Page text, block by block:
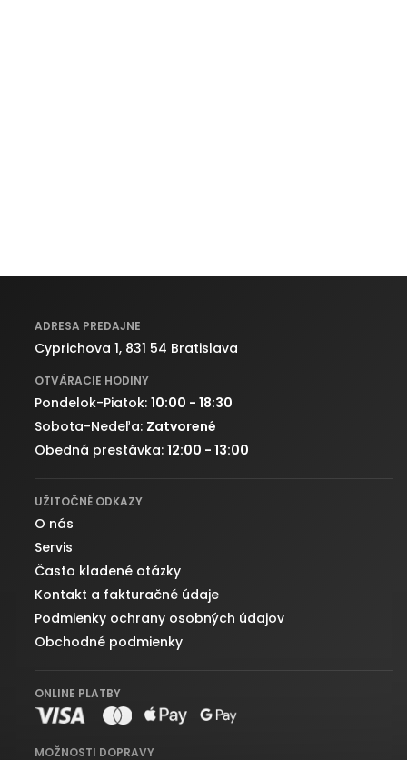
ADRESA PREDAJNE
Cyprichova 1, 831 54 Bratislava
OTVÁRACIE HODINY
Pondelok-Piatok: 10:00 - 18:30
Sobota-Nedeľa: Zatvorené
Obedná prestávka: 12:00 - 13:00
UŽITOČNÉ ODKAZY
O nás
Servis
Často kladené otázky
Kontakt a fakturačné údaje
Podmienky ochrany osobných údajov
Obchodné podmienky
ONLINE PLATBY
MOŽNOSTI DOPRAVY